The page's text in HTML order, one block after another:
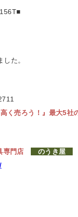
■
た。
く売ろう！』 最大5社
専門店
のうき屋